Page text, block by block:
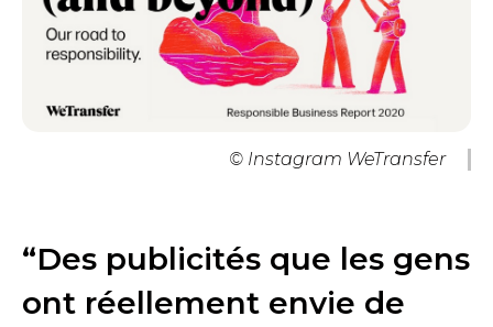
© Instagram WeTransfer
“Des publicités que les gens
ont réellement envie de